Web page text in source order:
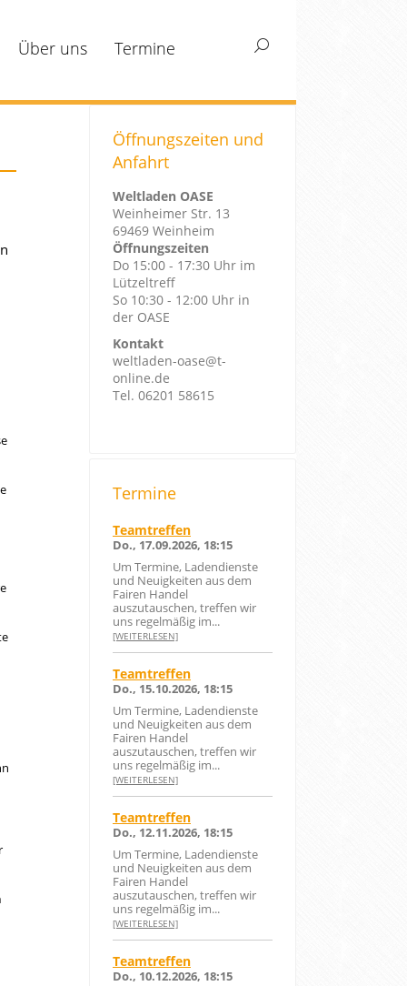
Über uns Termine Search:
Öffnungszeiten und
Anfahrt
Weltladen OASE
Weinheimer Str. 13
69469 Weinheim
Öffnungszeiten
Do 15:00 - 17:30 Uhr im
Lützeltreff
So 10:30 - 12:00 Uhr in
der OASE
Kontakt
weltladen-oase@t-
online.de
Tel. 06201 58615
Termine
Teamtreffen
Do., 17.09.2026, 18:15
Um Termine, Ladendienste
und Neuigkeiten aus dem
Fairen Handel
auszutauschen, treffen wir
uns regelmäßig im...
[WEITERLESEN]
Teamtreffen
Do., 15.10.2026, 18:15
Um Termine, Ladendienste
und Neuigkeiten aus dem
Fairen Handel
auszutauschen, treffen wir
uns regelmäßig im...
[WEITERLESEN]
Teamtreffen
Do., 12.11.2026, 18:15
Um Termine, Ladendienste
und Neuigkeiten aus dem
Fairen Handel
auszutauschen, treffen wir
uns regelmäßig im...
[WEITERLESEN]
Teamtreffen
Do., 10.12.2026, 18:15